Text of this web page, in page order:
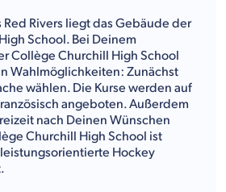
Red Rivers liegt das Gebäude der
School. Bei Deinem
Collège Churchill High School
Wahlmöglichkeiten: Zunächst
wählen. Die Kurse werden auf
angeboten. Außerdem
nach Deinen Wünschen
Churchill High School ist
Hockey